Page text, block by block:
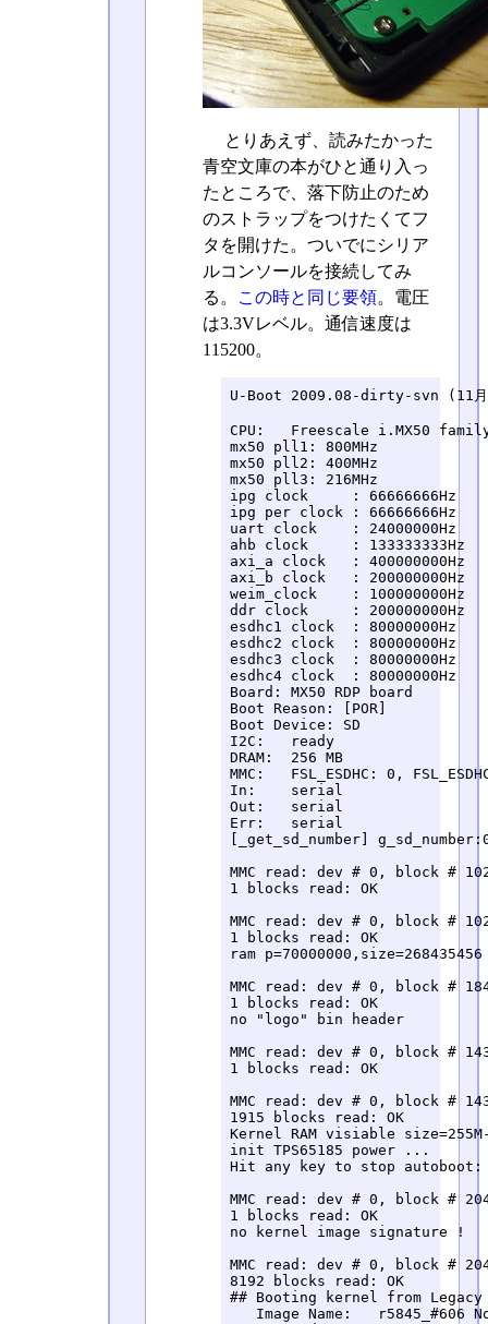
とりあえず、読みたかった
青空文庫の本がひと通り入っ
たところで、落下防止のため
のストラップをつけたくてフ
タを開けた。ついでにシリア
ルコンソールを接続してみ
る。
この時と同じ要領。電圧
は3.3Vレベル。通信速度は
115200。
U-Boot 2009.08-dirty-svn (11
CPU:   Freescale i.MX50
mx50 pll1: 800MHz
mx50 pll2: 400MHz
mx50 pll3: 216MHz
ipg clock     : 66666666Hz
ipg per clock : 66666666Hz
uart clock    : 24000000Hz
ahb clock     : 133333333Hz
axi_a clock   : 400000000Hz
axi_b clock   : 200000000Hz
weim_clock    : 100000000Hz
ddr clock     : 200000000Hz
esdhc1 clock  : 80000000Hz
esdhc2 clock  : 80000000Hz
esdhc3 clock  : 80000000Hz
esdhc4 clock  : 80000000Hz
Board: MX50 RDP board
Boot Reason: [POR]
Boot Device: SD
I2C:   ready
DRAM:  256 MB
MMC:   FSL_ESDHC: 0,
In:    serial
Out:   serial
Err:   serial
[_get_sd_number]
MMC read: dev # 0, block #
1 blocks read: OK
MMC read: dev # 0, block #
1 blocks read: OK
ram p=70000000,size=268435456
MMC read: dev # 0, block #
1 blocks read: OK
no "logo" bin header
MMC read: dev # 0, block #
1 blocks read: OK
MMC read: dev # 0, block #
1915 blocks read: OK
Kernel RAM visiable size=255M-
init TPS65185 power ...
Hit any key to stop
MMC read: dev # 0, block #
1 blocks read: OK
no kernel image signature !
MMC read: dev # 0, block #
8192 blocks read: OK
## Booting kernel from
Image Name:   r5845_#606